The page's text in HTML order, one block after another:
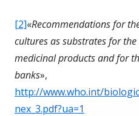
[2]«Recommendations for
cultures as substrates for
medicinal products and for
banks»,
http://www.who.int/
nex_3.pdf?ua=1